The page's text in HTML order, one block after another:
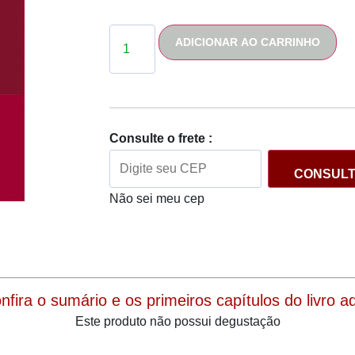
ADICIONAR AO CARRINHO
Consulte o frete :
Não sei meu cep
o sumário e os primeiros capítulos do livro
Este produto não possui degustação